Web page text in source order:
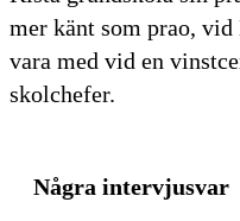
mer känt som prao,
vara med vid en
skolchefer.
Några intervjusvar